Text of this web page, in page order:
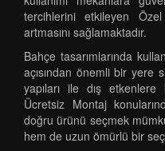
tercihlerini etkileyen
artmasını sağlamaktadır.
Bahçe tasarımlarında
açısından önemli bir yere
yapıları ile dış
Ücretsiz Montaj
doğru ürünü seçmek
hem de uzun ömürlü bir